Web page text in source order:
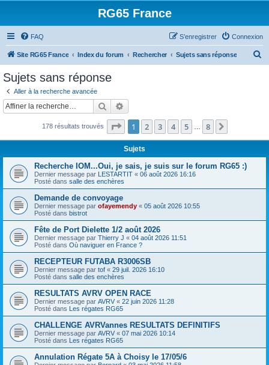
RG65 France
FAQ Connexion
S’enregistrer
Site RG65 France Index du forum Rechercher Sujets sans réponse
c
Sujets sans réponse
Aller à la recherche avancée
Rechercher
178 résultats trouvés Page 1sur8
1 2 3 4 5 8
Sujets
Recherche IOM...Oui, je sais, je suis sur le forum RG65 :)
Dernier message par LESTARTIT « 06 août 2026 16:16
Posté dans salle des enchères
Demande de convoyage
Dernier message par ofayemendy « 05 août 2026 10:55
Posté dans bistrot
Fête de Port Dielette 1/2 août 2026
Dernier message par Thierry J « 04 août 2026 11:51
Posté dans Où naviguer en France ?
RECEPTEUR FUTABA R3006SB
Dernier message par tof « 29 juil. 2026 16:10
Posté dans salle des enchères
RESULTATS AVRV OPEN RACE
Dernier message par AVRV « 22 juin 2026 11:28
Posté dans Les régates RG65
CHALLENGE AVRVannes RESULTATS DEFINITIFS
Dernier message par AVRV « 07 mai 2026 10:14
Posté dans Les régates RG65
Annulation Régate 5A à Choisy le 17/05/6